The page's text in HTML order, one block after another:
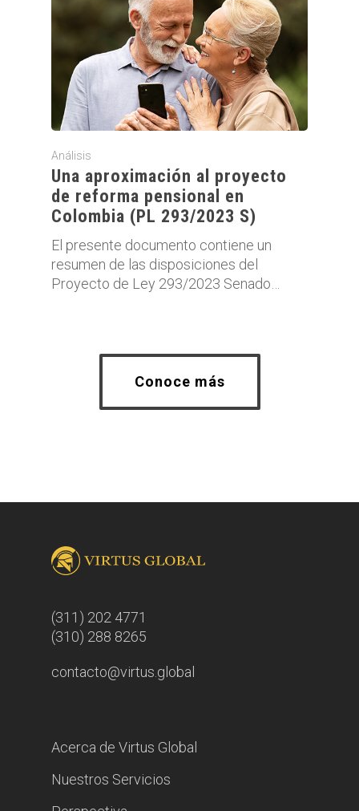
Análisis
Una aproximación al proyecto
de reforma pensional en
Colombia (PL 293/2023 S)
El presente documento contiene un
resumen de las disposiciones del
Proyecto de Ley 293/2023 Senado…
Conoce más
(311) 202 4771
(310) 288 8265
contacto@virtus.global
Acerca de Virtus Global
Nuestros Servicios